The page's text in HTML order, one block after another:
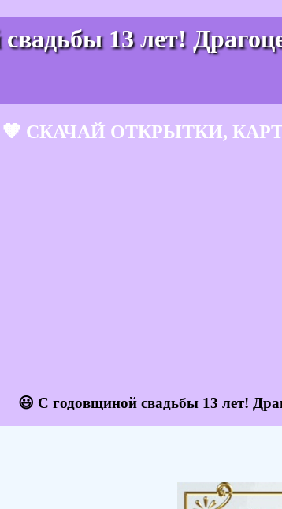
13 лет!
🧡 СКАЧАЙ ОТКРЫТКИ,
😃 С годовщиной свадьбы 13 лет!